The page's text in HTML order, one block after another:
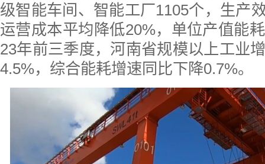
级智能车间、智能工厂1105个，生产
运营成本平均降低20%，单位产值能
23年前三季度，河南省规模以上工业
4.5%，综合能耗增速同比下降0.7%。